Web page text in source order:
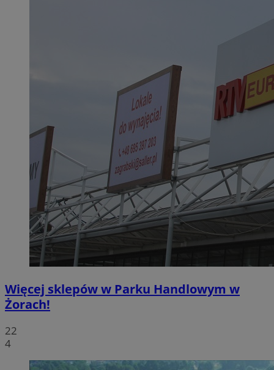
Więcej sklepów w Parku Handlowym w
Żorach!
22
4